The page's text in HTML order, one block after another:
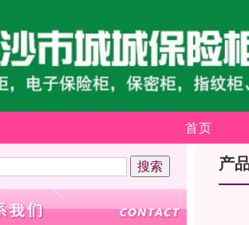
首页
产